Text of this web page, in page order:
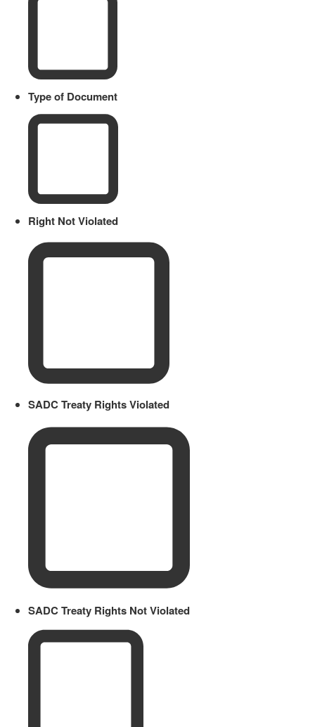
Type of Document
Right Not Violated
SADC Treaty Rights Violated
SADC Treaty Rights Not Violated